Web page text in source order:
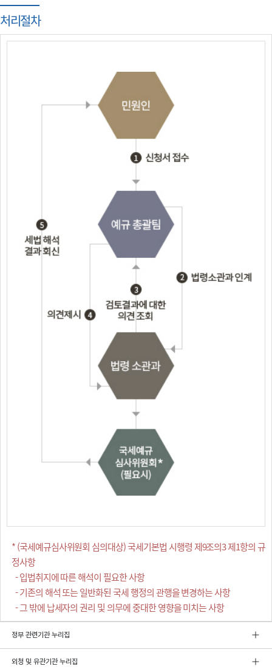
처리절차
* (국세예규심사위원회 심의대상) 국세기본법 시행령 제9조의3 제1항의 규
정사항
- 입법취지에 따른 해석이 필요한 사항
- 기존의 해석 또는 일반화된 국세 행정의 관행을 변경하는 사항
- 그 밖에 납세자의 권리 및 의무에 중대한 영향을 미치는 사항
정부 관련기관 누리집
외청 및 유관기관 누리집